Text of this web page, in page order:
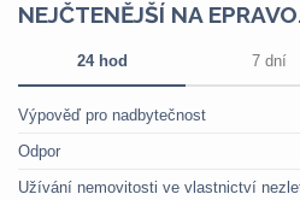
NEJČTENĚJŠÍ NA
24 hod 7 dní
Výpověď pro nadbytečnost
Odpor
Užívání nemovitosti ve vlastnictví